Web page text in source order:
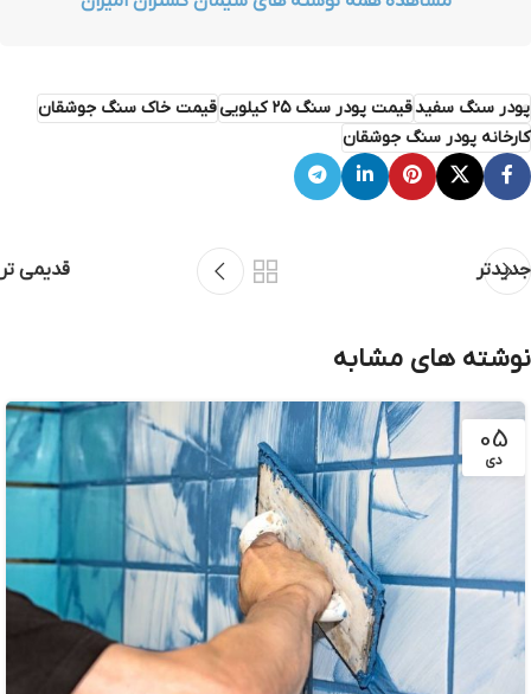
پودر سنگ سفیدقیمت پودر سنگ ۲۵ کیلویی
قیمت خاک سنگ جوشقان
کارخانه پودر سنگ جوشقان
جدیدتر قدیمی تر
نوشته های مشابه
05
دی